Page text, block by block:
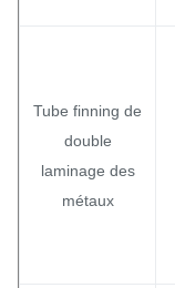
Tube finning de
double
laminage des
métaux